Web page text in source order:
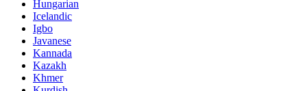
Hungarian
Icelandic
Igbo
Javanese
Kannada
Kazakh
Khmer